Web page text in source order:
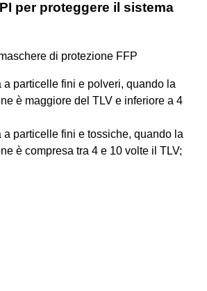
per proteggere il sistema
di protezione FFP
a particelle fini e polveri, quando la
è maggiore del TLV e inferiore a 4
a particelle fini e tossiche, quando la
è compresa tra 4 e 10 volte il TLV;